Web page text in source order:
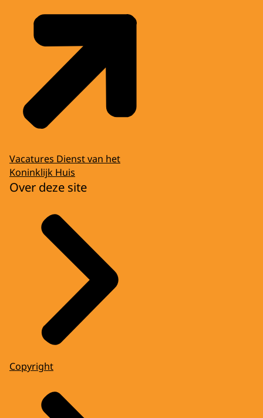
Vacatures Dienst van het
Koninklijk Huis
Over deze site
Copyright